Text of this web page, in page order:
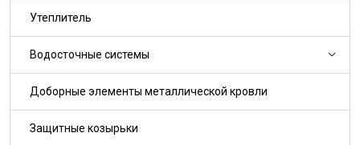
Утеплитель
Водосточные системы
Доборные элементы металлической кровли
Защитные козырьки